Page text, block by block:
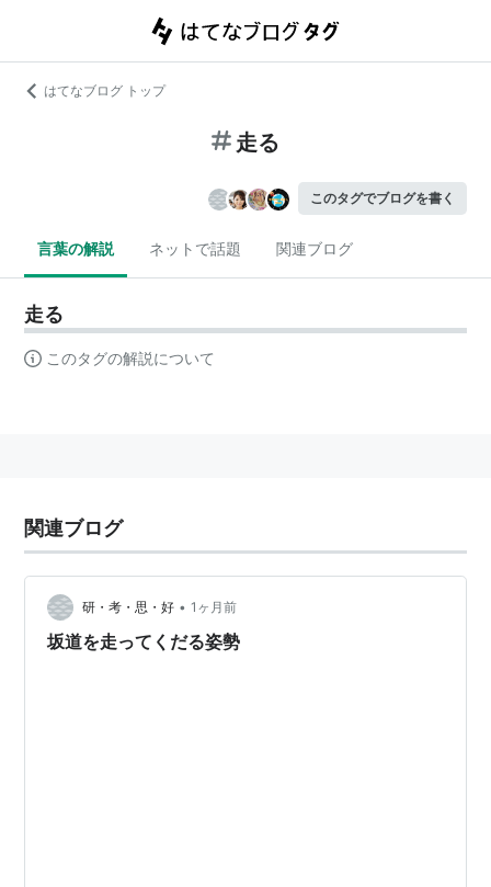
はてなブログ トップ
走る
このタグでブログを書く
言葉の解説 ネットで話題 関連ブログ
走る
このタグの解説について
関連ブログ
研・考・思・好 • 1ヶ月前
坂道を走ってくだる姿勢